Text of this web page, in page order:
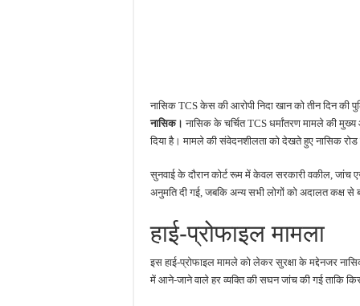
नासिक TCS केस की आरोपी निदा खान को तीन दिन की
नासिक। नासिक के चर्चित TCS धर्मांतरण मामले की मुख्य
दिया है। मामले की संवेदनशीलता को देखते हुए नासिक
सुनवाई के दौरान कोर्ट रूम में केवल सरकारी वकील, जांच
अनुमति दी गई, जबकि अन्य सभी लोगों को अदालत कक्ष से
हाई-प्रोफाइल मामला
इस हाई-प्रोफाइल मामले को लेकर सुरक्षा के मद्देनजर
में आने-जाने वाले हर व्यक्ति की सघन जांच की गई ताकि